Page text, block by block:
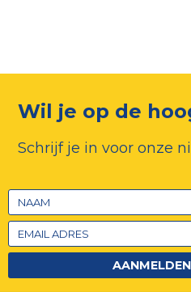
Wil je op de
Schrijf je in voor onze
AANMELDEN